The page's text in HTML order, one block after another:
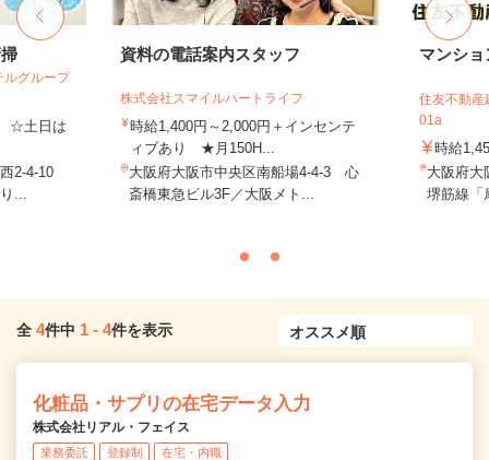
グループ
☆土日は
2-4-10
...
資料の電話案内スタッフ
株式会社スマイルハートライフ
時給1,400円～2,000円＋インセンテ
ィブあり ★月150H...
大阪府大阪市中央区南船場4-4-3 心
斎橋東急ビル3F／大阪メト...
マンシ
住友不動産
01a
時給
大阪府大
堺筋線「
全 4件中 1 - 4件を表示
化粧品・サプリの在宅データ入力
株式会社リアル・フェイス
業務委託 登録制 在宅・内職